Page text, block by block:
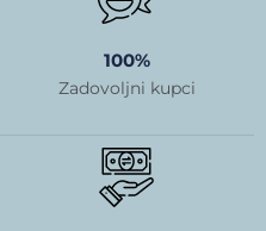
100%
Zadovoljni kupci